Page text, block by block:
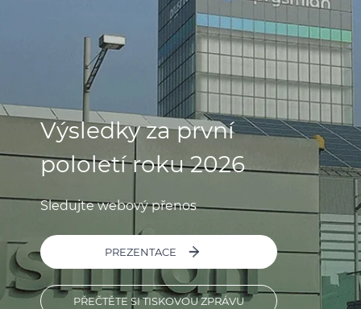
Výsledky za první
pololetí roku 2026
Sledujte webový přenos
PREZENTACE
PŘEČTĚTE SI TISKOVOU ZPRÁVU